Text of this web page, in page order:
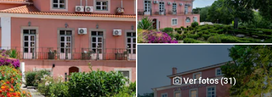
Ver fotos (31)